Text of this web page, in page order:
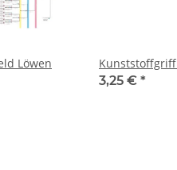
Löwen
Kunststoffgriff
3,25 € *